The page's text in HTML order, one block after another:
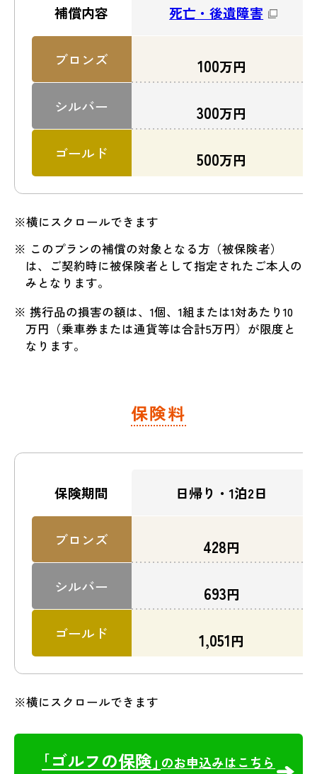
補償内容
ブロンズ
シルバー
ゴールド
死亡・後遺障害
100万円
300万円
500万円
※横にスクロールできます
※ このプランの補償の対象となる方（被保険者）
は、ご契約時に被保険者として指定されたご本人の
みとなります。
※ 携行品の損害の額は、1個、1組または1対あたり10
万円（乗車券または通貨等は合計5万円）が限度と
なります。
保険料
保険期間
ブロンズ
シルバー
ゴールド
日帰り・1泊2日
428円
693円
1,051円
※横にスクロールできます
｢ゴルフの保険｣ のお申込みはこちら